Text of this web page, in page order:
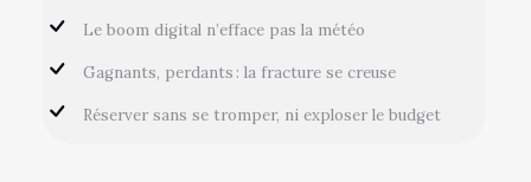
Le boom digital n’efface pas la météo
Gagnants, perdants : la fracture se creuse
Réserver sans se tromper, ni exploser le budget